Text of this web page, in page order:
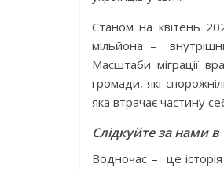
Станом на квітень
мільйона –
Масштаби міграції
громади, які
яка втрачає частину
Слідкуйте за нами в
Водночас – це